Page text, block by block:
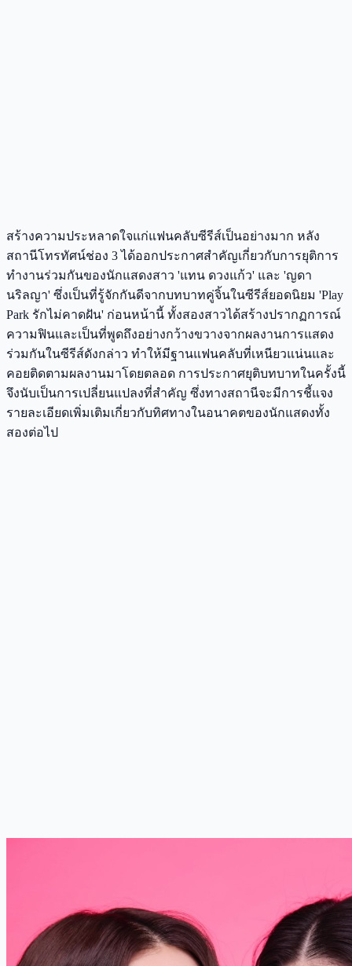
สร้างความประหลาดใจแก่แฟนคลับซีรีส์เป็นอย่างมาก หลัง
สถานีโทรทัศน์ช่อง 3 ได้ออกประกาศสำคัญเกี่ยวกับการยุติการ
ทำงานร่วมกันของนักแสดงสาว 'แทน ดวงแก้ว' และ 'ญดา
นริลญา' ซึ่งเป็นที่รู้จักกันดีจากบทบาทคู่จิ้นในซีรีส์ยอดนิยม 'Play
Park รักไม่คาดฝัน' ก่อนหน้านี้ ทั้งสองสาวได้สร้างปรากฏการณ์
ความฟินและเป็นที่พูดถึงอย่างกว้างขวางจากผลงานการแสดง
ร่วมกันในซีรีส์ดังกล่าว ทำให้มีฐานแฟนคลับที่เหนียวแน่นและ
คอยติดตามผลงานมาโดยตลอด การประกาศยุติบทบาทในครั้งนี้
จึงนับเป็นการเปลี่ยนแปลงที่สำคัญ ซึ่งทางสถานีจะมีการชี้แจง
รายละเอียดเพิ่มเติมเกี่ยวกับทิศทางในอนาคตของนักแสดงทั้ง
สองต่อไป